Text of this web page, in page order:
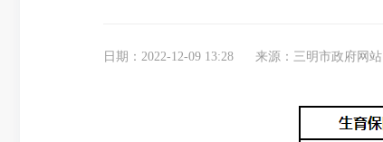
日期：2022-12-09 13:28 来源：三明市政府网站